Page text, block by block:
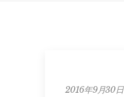
2016年9月30日